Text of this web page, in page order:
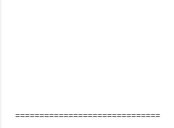
==============================